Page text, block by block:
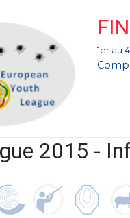
1er au
2015 -